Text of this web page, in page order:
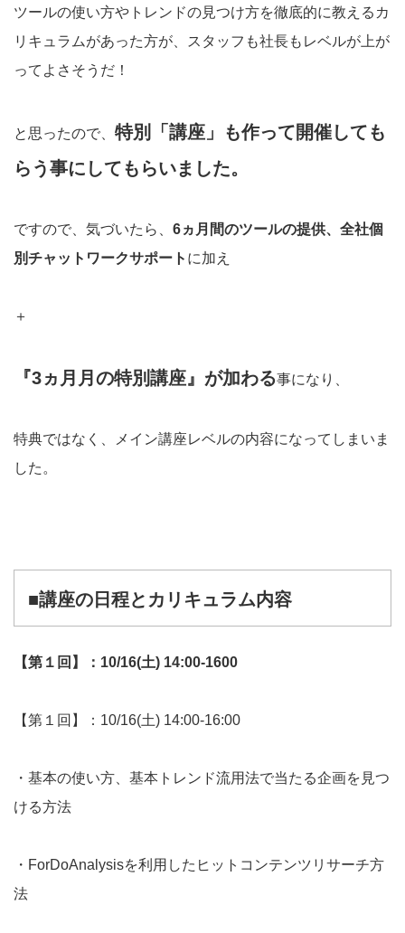
ツールの使い方やトレンドの見つけ方を徹底的に教えるカ
リキュラムがあった方が、スタッフも社長もレベルが上が
ってよさそうだ！
と思ったので、 特別「講座」も作って開催しても
らう事にしてもらいました。
ですので、気づいたら、 6ヵ月間のツールの提供、全社個
別チャットワークサポート に加え
＋
『3ヵ月月の特別講座』が加わる事になり、
特典ではなく、メイン講座レベルの内容になってしまいま
した。
■講座の日程とカリキュラム内容
【第１回】：10/16(土) 14:00-1600
【第１回】：10/16(土) 14:00-16:00
・基本の使い方、基本トレンド流用法で当たる企画を見つ
ける方法
・ForDoAnalysisを利用したヒットコンテンツリサーチ方
法